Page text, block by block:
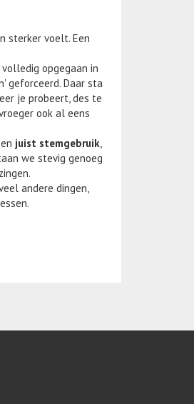
sterker voelt. Een
opgegaan in
geforceerd. Daar sta
je probeert, des te
ook al eens
juist stemgebruik
we stevig genoeg
andere dingen,